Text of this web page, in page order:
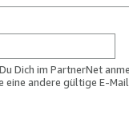
Dich im PartnerNet
eine andere gültige E-